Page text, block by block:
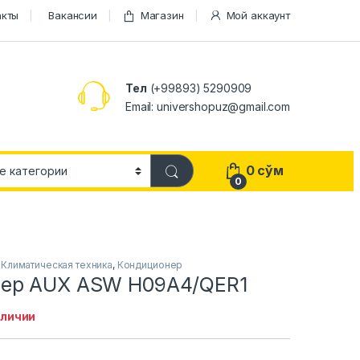
Вакансии Магазин Мой аккаунт
Тел (+99893) 5290909
Email: univershopuz@gmail.com
0
0 сўм
Климатическая техника, Кондиционер
AUX ASW H09A4/QER1